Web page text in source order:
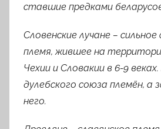
ставшие предками
Словенские лучане – сильное
племя, жившее на
Чехии и Словакии в 6-9 веках.
дулебского союза племён, а
него.